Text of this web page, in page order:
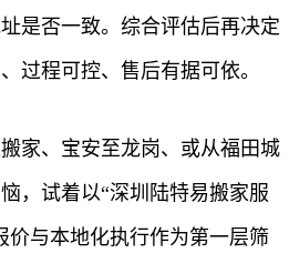
是否一致。综合评估后再决定
过程可控、售后有据可依。
家、宝安至龙岗、或从福田城
，试着以“深圳陆特易搬家服
价与本地化执行作为第一层筛